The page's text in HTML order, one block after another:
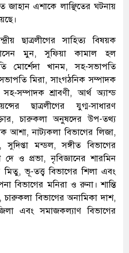
জাহান এশাকে লাঞ্ছিতের ঘটনায়
ছাত্রলীগের সাহিত্য বিষয়ক
মুন, সুফিয়া কামাল হল
মোর্শেদা খানম, সহ-সভাপতি
মিরা, সাংগঠনিক সম্পাদক
সম্পাদক শ্রাবণী, আর্থ অ্যান্ড
ছাত্রলীগের যুগ্ম-সাধারণ
চারুকলা অনুষদের উপ-তথ্য
আশা, নাট্যকলা বিভাগের লিজা,
মন্ডল, সঙ্গীত বিভাগের
দে ও প্রভা, নৃবিজ্ঞানের শারমিন
মিতু, ভূ-তত্ত্ব বিভাগের শিলা এবং
বিভাগের মনিরা ও রুনা। শান্তি
বিভাগের অনামিকা দাশ,
এবং সমাজকল্যাণ বিভাগের